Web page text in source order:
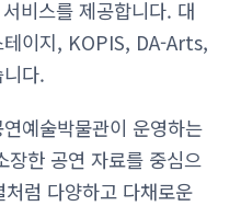
비스를 제공합니다. 대
테이지, KOPIS, DA-Arts,
다.
예술박물관이 운영하는
장한 공연 자료를 중심으
럼 다양하고 다채로운